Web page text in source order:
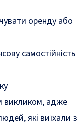
оренду або
самостійність
викликом, адже
які виїхали з